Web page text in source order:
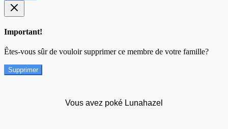
Important!
Êtes-vous sûr de vouloir supprimer ce membre de votre famille?
Supprimer
Vous avez poké Lunahazel